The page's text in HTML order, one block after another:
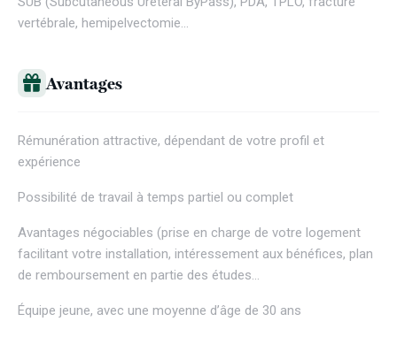
vertébrale, hemipelvectomie…
Avantages
Rémunération attractive, dépendant de votre profil et
expérience
Possibilité de travail à temps partiel ou complet
Avantages négociables (prise en charge de votre logement
facilitant votre installation, intéressement aux bénéfices, plan
de remboursement en partie des études…
Équipe jeune, avec une moyenne d’âge de 30 ans